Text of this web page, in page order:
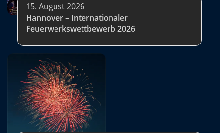
15. August 2026
Hannover – Internationaler
Feuerwerkswettbewerb 2026